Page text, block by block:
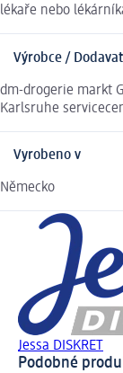
lékaře nebo
Výrobce /
dm-drogerie markt
Karlsruhe
Vyrobeno v
Německo
Jessa DISKRET
Podobné